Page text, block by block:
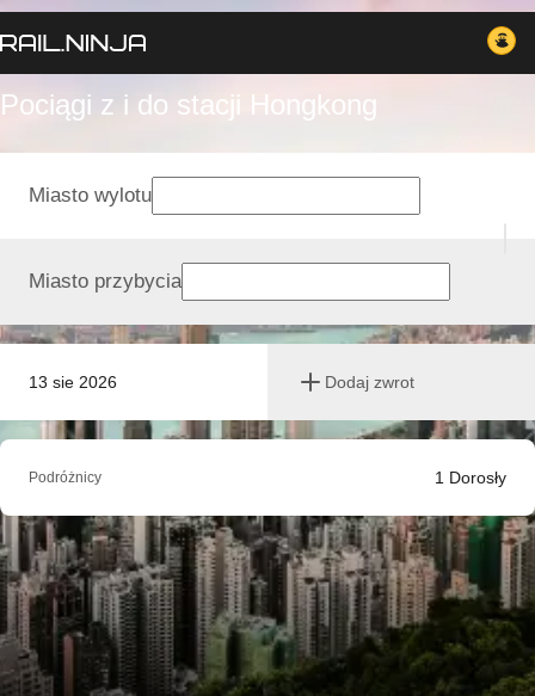
Pociągi z i do stacji Hongkong
13 sie 2026 Dodaj zwrot
Miasto wylotu
Miasto przybycia
Podróżnicy 1 Dorosły